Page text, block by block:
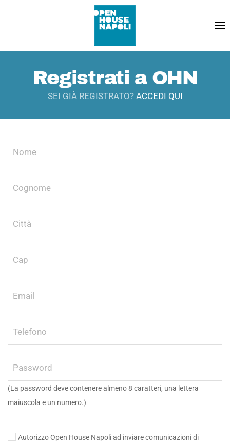
Registrati a OHN
SEI GIÀ REGISTRATO? ACCEDI QUI
(La password deve contenere almeno 8 caratteri, una lettera
maiuscola e un numero.)
Autorizzo Open House Napoli ad inviare comunicazioni di